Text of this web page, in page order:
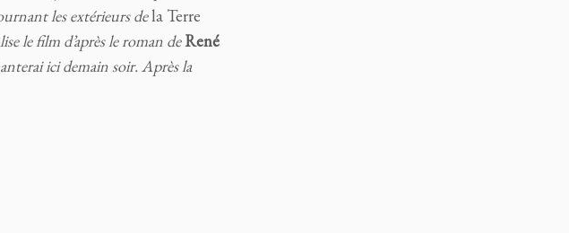
les extérieurs dela Terre
le film d’après le roman deRené
ici demain soir. Après la